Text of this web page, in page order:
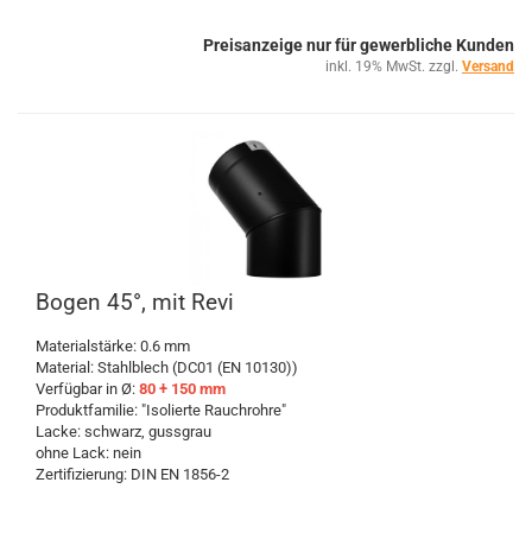
Preisanzeige nur für gewerbliche Kunden
inkl. 19% MwSt. zzgl. Versand
Bogen 45°, mit Revi
Materialstärke: 0.6 mm
Material: Stahlblech (DC01 (EN 10130))
Verfügbar in Ø: 80 + 150 mm
Produktfamilie: "Isolierte Rauchrohre"
Lacke: schwarz, gussgrau
ohne Lack: nein
Zertifizierung: DIN EN 1856-2